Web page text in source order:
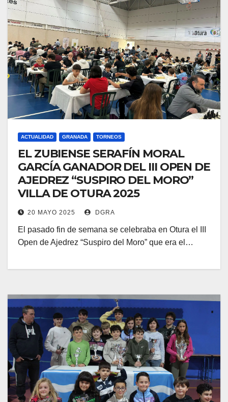
ACTUALIDAD GRANADA TORNEOS
EL ZUBIENSE SERAFÍN MORAL
GARCÍA GANADOR DEL III OPEN DE
AJEDREZ “SUSPIRO DEL MORO”
VILLA DE OTURA 2025
20 MAYO 2025 DGRA
El pasado fin de semana se celebraba en Otura el III
Open de Ajedrez “Suspiro del Moro” que era el…